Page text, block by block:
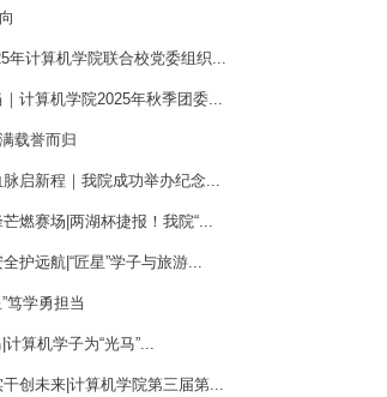
年计算机学院联合校党委组织...
计算机学院2025年秋季团委...
载誉而归
启新程｜我院成功举办纪念...
燃赛场|两湖杯捷报！我院“...
护远航|“匠星”学子与旅游...
笃学勇担当
计算机学子为“光马”...
创未来|计算机学院第三届第...